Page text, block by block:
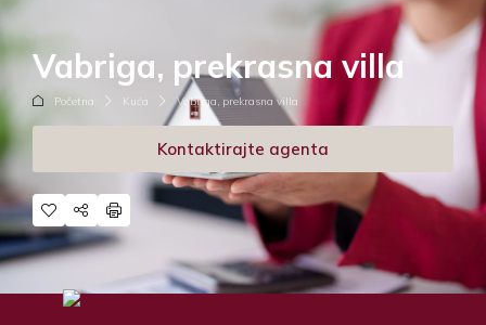
Vabriga, prekrasna villa
Početna Kuća Vabriga, prekrasna villa
Kontaktirajte agenta